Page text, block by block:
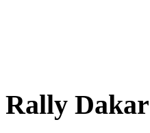
Rally Dakar